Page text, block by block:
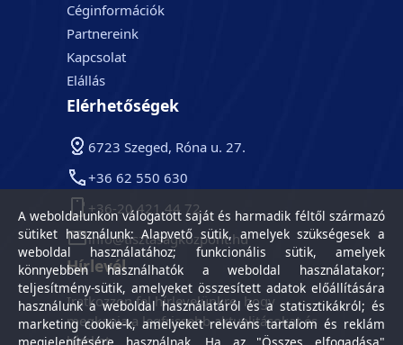
Céginformációk
Partnereink
Kapcsolat
Elállás
Elérhetőségek
6723 Szeged, Róna u. 27.
+36 62 550 630
+36-20 421 44 72
info@tisztasagkozpont.hu
Hírlevél
Iratkozzon fel hírlevelünkre, hogy
megkapja a legfrissebb aktualitásokat és
híreket.
A weboldalunkon válogatott saját és harmadik féltől származó
sütiket használunk: Alapvető sütik, amelyek szükségesek a
weboldal használatához; funkcionális sütik, amelyek
könnyebben használhatók a weboldal használatakor;
teljesítmény-sütik, amelyeket összesített adatok előállítására
használunk a weboldal használatáról és a statisztikákról; és
marketing cookie-k, amelyeket releváns tartalom és reklám